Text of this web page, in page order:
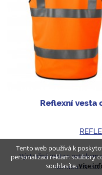
Reflexní vesta
Výstražná vesta s potiskem
normou EN ISO
Tento web používá k
personalizaci reklam soubory
souhlasíte.Více